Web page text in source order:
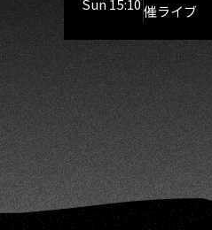
中、花奏
催ライブ